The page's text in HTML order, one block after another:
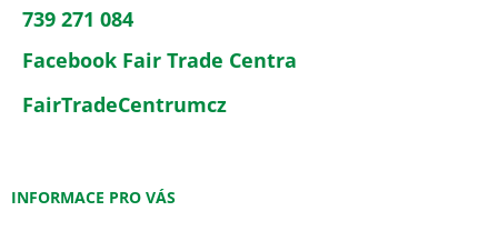
739 271 084
Facebook Fair Trade Centra
FairTradeCentrumcz
INFORMACE PRO VÁS